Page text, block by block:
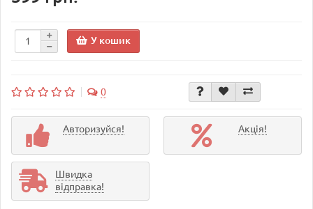
У кошик
0
Авторизуйся! Акція!
Швидка
відправка!